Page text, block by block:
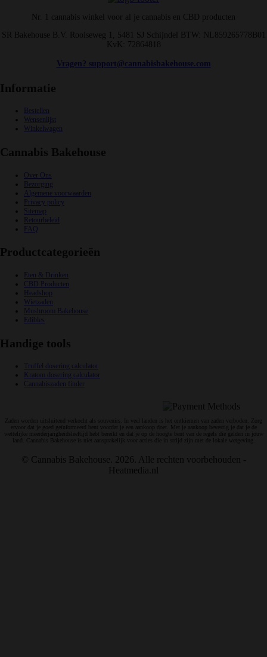
Nr. 1 cannabis winkel voor al je cannabis en CBD producten
SR Bakehouse B.V. Rooiseweg 1, 5481 SJ Schijndel BTW: NL859265778B01
KvK: 72864818
Vragen? support@cannabisbakehouse.com
Informatie
Bestellen
Wensenlijst
Winkelwagen
Cannabis Bakehouse
Over Ons
Bezorging
Algemene voorwaarden
Privacy policy
Sitemap
Retourbeleid
FAQ
Productcategorieën
Eten & Drinken
CBD Producten
Headshop
Wietzaden
Mushroom Bakehouse
Edibles
Handige tools
Truffel dosering calculator
Kratom dosering calculator
Cannabiszaden finder
Zaden worden uitsluitend verkocht als souvenirs. In veel landen is het ontkiemen van zaden verboden. Zorg
ervoor dat je goed geïnformeerd bent voordat je een aankoop doet. Met je aankoop bevestig je dat je de
wettelijke meerderjarigheidsleeftijd hebt bereikt en dat je op de hoogte bent van de regels die gelden in jouw
land. Cannabis Bakehouse is niet aansprakelijk voor acties die in strijd zijn met de lokale wetgeving.
© Cannabis Bakehouse. 2026. Alle rechten voorbehouden -
Heatmedia.nl